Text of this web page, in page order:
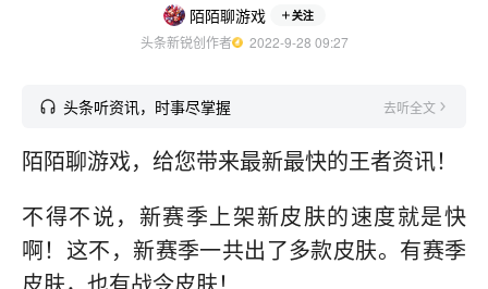
陌陌聊游戏 关注
头条新锐创作者
  2022-9-28 09:27
头条听资讯，时事尽掌握 去听全文
陌陌聊游戏，给您带来最新最快的王者资讯！
不得不说，新赛季上架新皮肤的速度就是快
啊！这不，新赛季一共出了多款皮肤。有赛季